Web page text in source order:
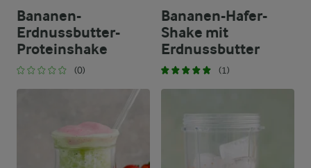
Bananen-
Erdnussbutter-
Proteinshake
(0)
Bananen-Hafer-
Shake mit
Erdnussbutter
(1)